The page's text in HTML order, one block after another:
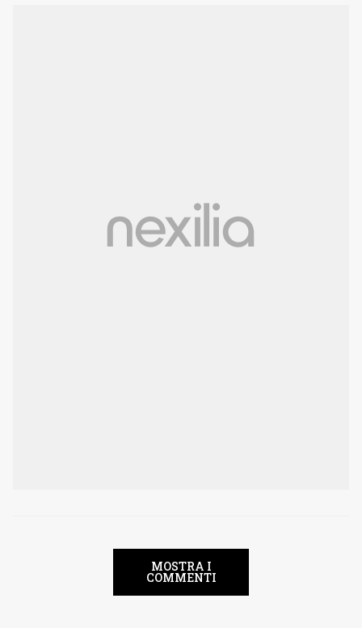
MOSTRA I
COMMENTI